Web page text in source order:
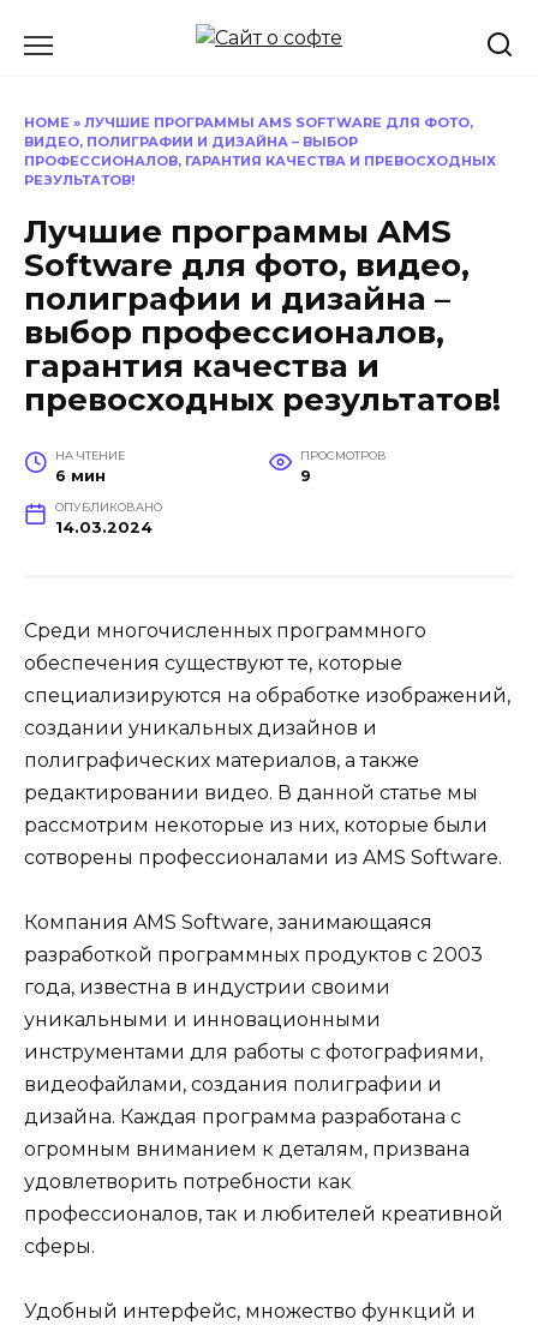
HOME » ЛУЧШИЕ ПРОГРАММЫ AMS SOFTWARE ДЛЯ ФОТО,
ВИДЕО, ПОЛИГРАФИИ И ДИЗАЙНА – ВЫБОР
ПРОФЕССИОНАЛОВ, ГАРАНТИЯ КАЧЕСТВА И ПРЕВОСХОДНЫХ
РЕЗУЛЬТАТОВ!
Лучшие программы AMS
Software для фото, видео,
полиграфии и дизайна –
выбор профессионалов,
гарантия качества и
превосходных результатов!
НА ЧТЕНИЕ
6 мин
ПРОСМОТРОВ
9
ОПУБЛИКОВАНО
14.03.2024
Среди многочисленных программного
обеспечения существуют те, которые
специализируются на обработке изображений,
создании уникальных дизайнов и
полиграфических материалов, а также
редактировании видео. В данной статье мы
рассмотрим некоторые из них, которые были
сотворены профессионалами из AMS Software.
Компания AMS Software, занимающаяся
разработкой программных продуктов с 2003
года, известна в индустрии своими
уникальными и инновационными
инструментами для работы с фотографиями,
видеофайлами, создания полиграфии и
дизайна. Каждая программа разработана с
огромным вниманием к деталям, призвана
удовлетворить потребности как
профессионалов, так и любителей креативной
сферы.
Удобный интерфейс, множество функций и